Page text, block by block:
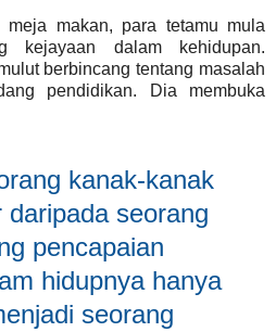
makan, para tetamu mula
kejayaan dalam kehidupan.
berbincang tentang masalah
pendidikan. Dia membuka
kanak-kanak
daripada seorang
pencapaian
hidupnya hanya
seorang